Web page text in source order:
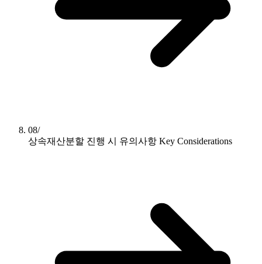
08/
상속재산분할 진행 시 유의사항 Key Considerations